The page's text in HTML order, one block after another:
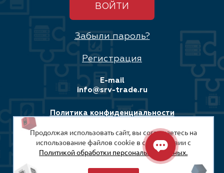
ВОЙТИ
Забыли пароль?
Регистрация
E-mail
info@srv-trade.ru
Политика конфиденциальности
Соглашение на обработку персональных данных
© 2008-2026
ООО «СРВ-Трейд»
Продолжая использовать сайт, вы соглашаетесь на
использование файлов cookie в соответствии с
Политикой обработки персональных данных.